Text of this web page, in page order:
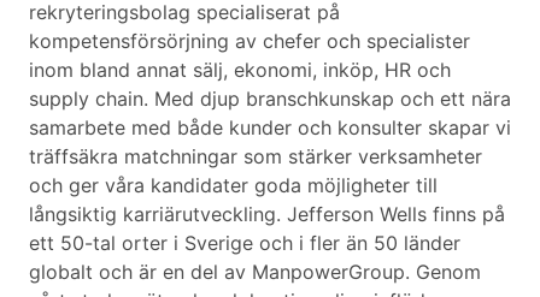
rekryteringsbolag specialiserat på
kompetensförsörjning av chefer och specialister
inom bland annat sälj, ekonomi, inköp, HR och
supply chain. Med djup branschkunskap och ett nära
samarbete med både kunder och konsulter skapar vi
träffsäkra matchningar som stärker verksamheter
och ger våra kandidater goda möjligheter till
långsiktig karriärutveckling. Jefferson Wells finns på
ett 50-tal orter i Sverige och i fler än 50 länder
globalt och är en del av ManpowerGroup. Genom